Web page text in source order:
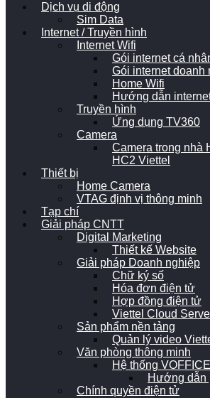
Dịch vụ di động
Sim Data
Internet / Truyền hình
Internet Wifi
Gói internet cá
Gói internet doanh
Home Wifi
Hướng dẫn
Truyền hình
Ứng dụng TV360
Camera
Camera trong nhà
HC2 Viettel
Thiết bị
Home Camera
VTAG định vị thông minh
Tạp chí
Giải pháp CNTT
Digital Marketing
Thiết kế Website
Giải pháp Doanh nghiệp
Chữ ký số
Hóa đơn điện tử
Hợp đồng điện tử
Viettel Cloud
Sản phẩm nền tảng
Quản lý video
Văn phòng thông minh
Hệ thống VOFFICE
Hướng dẫn
Chính quyền điện tử